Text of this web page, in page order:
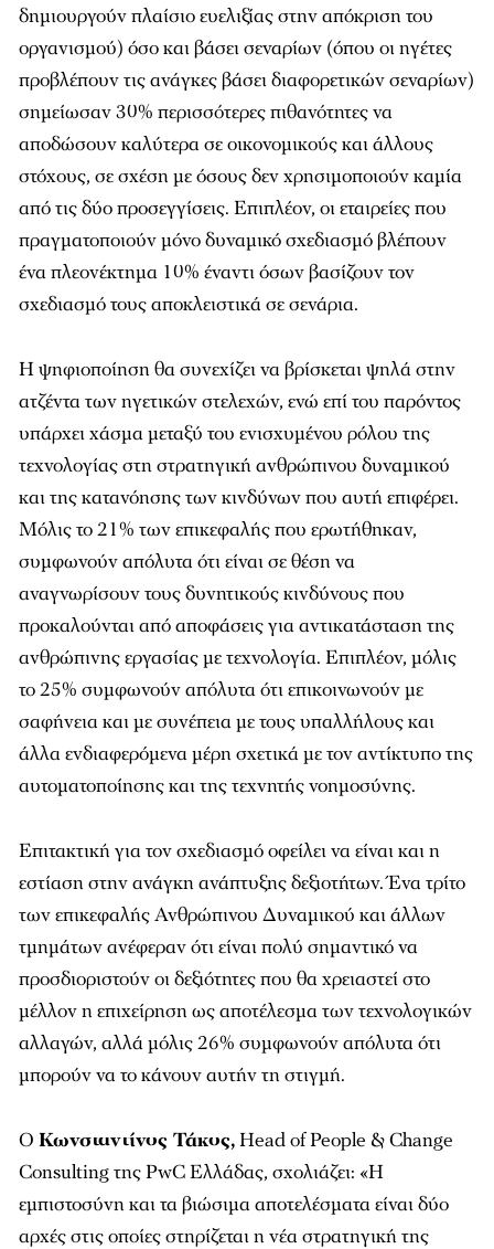
δημιουργούν πλαίσιο ευελιξίας στην απόκριση του
οργανισμού) όσο και βάσει σεναρίων (όπου οι ηγέτες
προβλέπουν τις ανάγκες βάσει διαφορετικών σεναρίων)
σημείωσαν 30% περισσότερες πιθανότητες να
αποδώσουν καλύτερα σε οικονομικούς και άλλους
στόχους, σε σχέση με όσους δεν χρησιμοποιούν καμία
από τις δύο προσεγγίσεις. Επιπλέον, οι εταιρείες που
πραγματοποιούν μόνο δυναμικό σχεδιασμό βλέπουν
ένα πλεονέκτημα 10% έναντι όσων βασίζουν τον
σχεδιασμό τους αποκλειστικά σε σενάρια.
Η ψηφιοποίηση θα συνεχίζει να βρίσκεται ψηλά στην
ατζέντα των ηγετικών στελεχών, ενώ επί του παρόντος
υπάρχει χάσμα μεταξύ του ενισχυμένου ρόλου της
τεχνολογίας στη στρατηγική ανθρώπινου δυναμικού
και της κατανόησης των κινδύνων που αυτή επιφέρει.
Μόλις το 21% των επικεφαλής που ερωτήθηκαν,
συμφωνούν απόλυτα ότι είναι σε θέση να
αναγνωρίσουν τους δυνητικούς κινδύνους που
προκαλούνται από αποφάσεις για αντικατάσταση της
ανθρώπινης εργασίας με τεχνολογία. Επιπλέον, μόλις
το 25% συμφωνούν απόλυτα ότι επικοινωνούν με
σαφήνεια και με συνέπεια με τους υπαλλήλους και
άλλα ενδιαφερόμενα μέρη σχετικά με τον αντίκτυπο της
αυτοματοποίησης και της τεχνητής νοημοσύνης.
Επιτακτική για τον σχεδιασμό οφείλει να είναι και η
εστίαση στην ανάγκη ανάπτυξης δεξιοτήτων. Ένα τρίτο
των επικεφαλής Ανθρώπινου Δυναμικού και άλλων
τμημάτων ανέφεραν ότι είναι πολύ σημαντικό να
προσδιοριστούν οι δεξιότητες που θα χρειαστεί στο
μέλλον η επιχείρηση ως αποτέλεσμα των τεχνολογικών
αλλαγών, αλλά μόλις 26% συμφωνούν απόλυτα ότι
μπορούν να το κάνουν αυτήν τη στιγμή.
Ο Κωνσταντίνος Τάκος,Head of People & Change
Consulting της PwC Ελλάδας, σχολιάζει: «Η
εμπιστοσύνη και τα βιώσιμα αποτελέσματα είναι δύο
αρχές στις οποίες στηρίζεται η νέα στρατηγική της